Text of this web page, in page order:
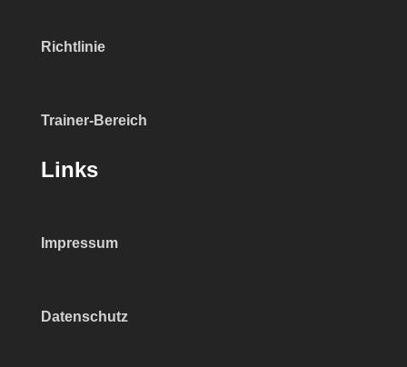
Richtlinie
Trainer-Bereich
Links
Impressum
Datenschutz